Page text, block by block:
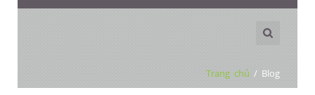
Trang chủ / Blog